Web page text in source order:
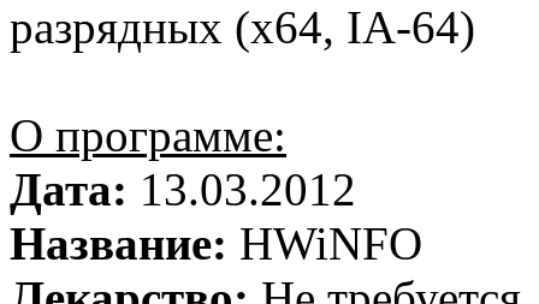
разрядных (x64, IA-64)
О программе:
Дата: 13.03.2012
Название: HWiNFO